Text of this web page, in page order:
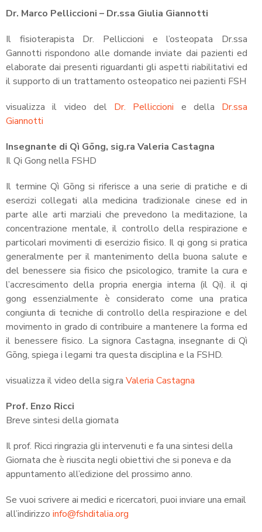
Dr. Marco Pelliccioni – Dr.ssa Giulia Giannotti
Il fisioterapista Dr. Pelliccioni e l’osteopata Dr.ssa
Gannotti rispondono alle domande inviate dai pazienti ed
elaborate dai presenti riguardanti gli aspetti riabilitativi ed
il supporto di un trattamento osteopatico nei pazienti FSH
visualizza il video del Dr. Pelliccioni e della Dr.ssa
Giannotti
Insegnante di Qì Gōng, sig.ra Valeria Castagna
Il Qi Gong nella FSHD
Il termine Qì Gōng si riferisce a una serie di pratiche e di
esercizi collegati alla medicina tradizionale cinese ed in
parte alle arti marziali che prevedono la meditazione, la
concentrazione mentale, il controllo della respirazione e
particolari movimenti di esercizio fisico. Il qi gong si pratica
generalmente per il mantenimento della buona salute e
del benessere sia fisico che psicologico, tramite la cura e
l’accrescimento della propria energia interna (il Qi). il qi
gong essenzialmente è considerato come una pratica
congiunta di tecniche di controllo della respirazione e del
movimento in grado di contribuire a mantenere la forma ed
il benessere fisico. La signora Castagna, insegnante di Qì
Gōng, spiega i legami tra questa disciplina e la FSHD.
visualizza il video della sig.ra Valeria Castagna
Prof. Enzo Ricci
Breve sintesi della giornata
Il prof. Ricci ringrazia gli intervenuti e fa una sintesi della
Giornata che è riuscita negli obiettivi che si poneva e da
appuntamento all’edizione del prossimo anno.
Se vuoi scrivere ai medici e ricercatori, puoi inviare una email
all’indirizzo info@fshditalia.org